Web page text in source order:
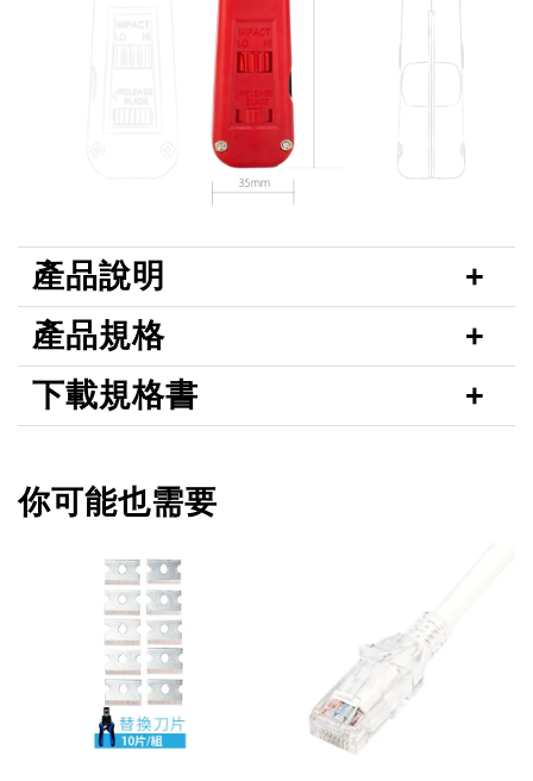
產品說明
產品規格
下載規格書
你可能也需要